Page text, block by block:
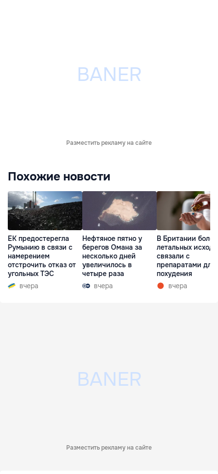
Разместить рекламу на сайте
Похожие новости
ЕК предостерегла
Румынию в связи с
намерением
отстрочить отказ от
угольных ТЭС
вчера
Нефтяное пятно у
берегов Омана за
несколько дней
увеличилось в
четыре раза
вчера
В Британии
летальных
связали с
препаратами для
похудения
вчера
Разместить рекламу на сайте